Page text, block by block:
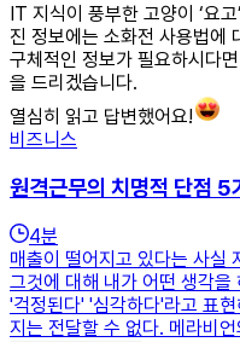
IT 지식이 풍부한 고양이 ‘요
진 정보에는 소화전 사용법에
구체적인 정보가 필요하시다
을 드리겠습니다.
열심히 읽고 답변했어요!
비즈니스
원격근무의 치명적 단점 5
4분
매출이 떨어지고 있다는 사실
그것에 대해 내가 어떤 생각을
'걱정된다' '심각하다'라고 표
지는 전달할 수 없다. 메라비언